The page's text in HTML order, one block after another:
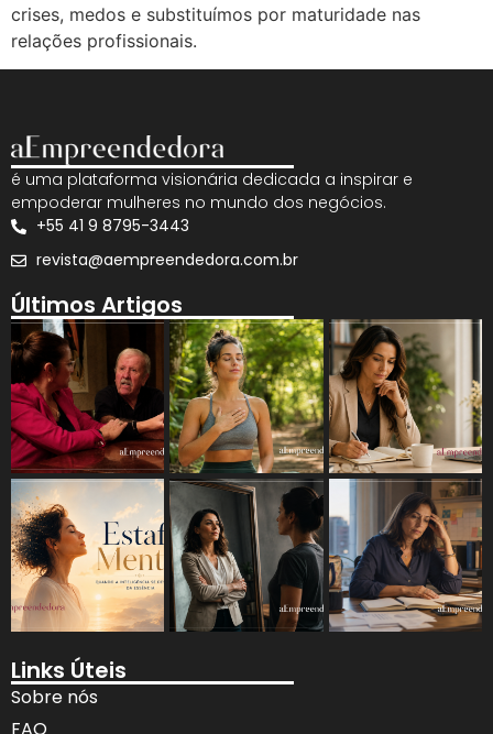
crises, medos e substituímos por maturidade nas
relações profissionais.
é uma plataforma visionária dedicada a inspirar e
empoderar mulheres no mundo dos negócios.
+55 41 9 8795-3443
revista@aempreendedora.com.br
Últimos Artigos
Links Úteis
Sobre nós